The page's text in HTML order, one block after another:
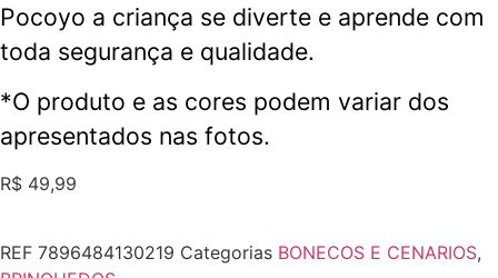
Pocoyo a criança se diverte e aprende com
toda segurança e qualidade.
*O produto e as cores podem variar dos
apresentados nas fotos.
R$ 49,99
REF 7896484130219 Categorias BONECOS E CENARIOS,